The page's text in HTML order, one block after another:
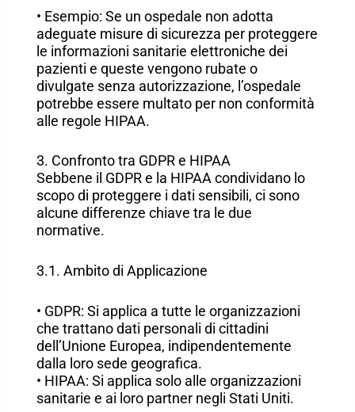
• Esempio: Se un ospedale non adotta
adeguate misure di sicurezza per proteggere
le informazioni sanitarie elettroniche dei
pazienti e queste vengono rubate o
divulgate senza autorizzazione, l’ospedale
potrebbe essere multato per non conformità
alle regole HIPAA.
3. Confronto tra GDPR e HIPAA
Sebbene il GDPR e la HIPAA condividano lo
scopo di proteggere i dati sensibili, ci sono
alcune differenze chiave tra le due
normative.
3.1. Ambito di Applicazione
• GDPR: Si applica a tutte le organizzazioni
che trattano dati personali di cittadini
dell’Unione Europea, indipendentemente
dalla loro sede geografica.
• HIPAA: Si applica solo alle organizzazioni
sanitarie e ai loro partner negli Stati Uniti.